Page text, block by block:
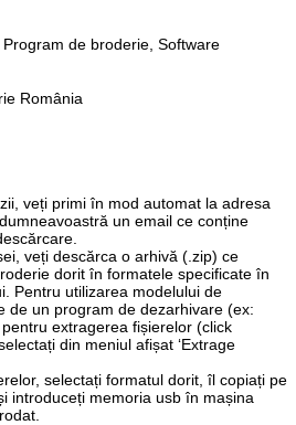
de broderie, Software
România
veți primi în mod automat la adresa
un email ce conține
veți descărca o arhivă (.zip) ce
dorit în formatele specificate în
Pentru utilizarea modelului de
de un program de dezarhivare (ex:
extragerea fișierelor (click
din meniul afișat ‘Extrage
selectați formatul dorit, îl copiați pe
introduceți memoria usb în mașina